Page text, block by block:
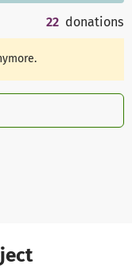
22 donations